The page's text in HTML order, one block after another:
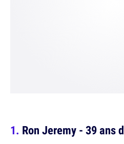
Ron Jeremy - 39 ans